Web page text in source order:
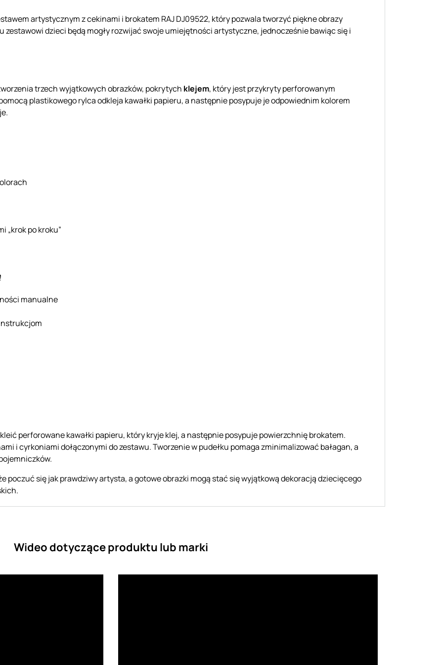
artystycznym z cekinami i brokatem RAJ DJ09522, który pozwala tworzyć piękne obrazy
zestawowi dzieci będą mogły rozwijać swoje umiejętności artystyczne, jednocześnie bawiąc się i
trzech wyjątkowych obrazków, pokrytych klejem, który jest przykryty perforowanym
plastikowego rylca odkleja kawałki papieru, a następnie posypuje je odpowiednim kolorem
„krok po kroku”
manualne
perforowane kawałki papieru, który kryje klej, a następnie posypuje powierzchnię brokatem.
i cyrkoniami dołączonymi do zestawu. Tworzenie w pudełku pomaga zminimalizować bałagan, a
poczuć się jak prawdziwy artysta, a gotowe obrazki mogą stać się wyjątkową dekoracją dziecięcego
Wideo dotyczące produktu lub marki